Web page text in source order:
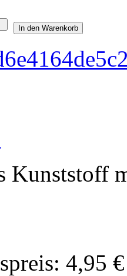
Kunststoff
4,95 €